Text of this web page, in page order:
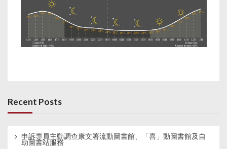
Recent Posts
申訴專員主動調查康文署流動圖書館、「喜」動圖書館及自
助圖書站服務